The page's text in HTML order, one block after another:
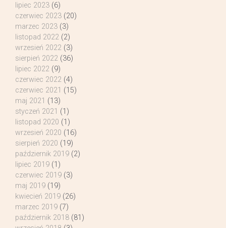
lipiec 2023 (6)
czerwiec 2023 (20)
marzec 2023 (3)
listopad 2022 (2)
wrzesień 2022 (3)
sierpień 2022 (36)
lipiec 2022 (9)
czerwiec 2022 (4)
czerwiec 2021 (15)
maj 2021 (13)
styczeń 2021 (1)
listopad 2020 (1)
wrzesień 2020 (16)
sierpień 2020 (19)
październik 2019 (2)
lipiec 2019 (1)
czerwiec 2019 (3)
maj 2019 (19)
kwiecień 2019 (26)
marzec 2019 (7)
październik 2018 (81)